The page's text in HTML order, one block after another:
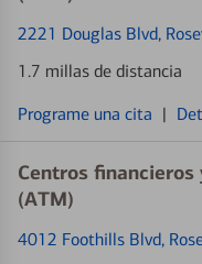
2221 Douglas Blvd,
1.7 millas de distancia
Programe una cita |
Centros
(ATM)
4012 Foothills Blvd,